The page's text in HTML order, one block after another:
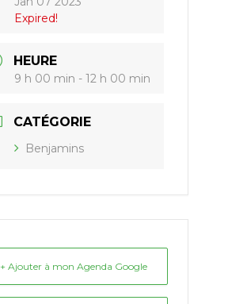
Expired!
HEURE
9 h 00 min - 12 h 00 min
CATÉGORIE
Benjamins
+ Ajouter à mon Agenda Google